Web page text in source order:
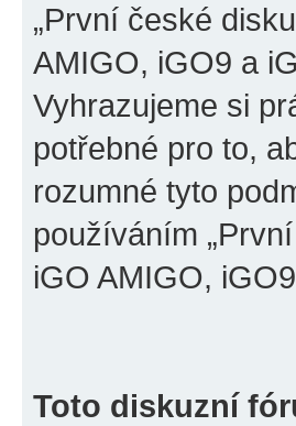
„První české
AMIGO, iGO9 a
Vyhrazujeme si
potřebné pro to,
rozumné tyto
používáním
iGO AMIGO,
Toto diskuzní